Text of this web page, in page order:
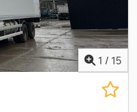
1 / 15